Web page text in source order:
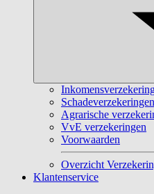
Schadeverzekeringen
Agrarische
VvE verzekeringen
Voorwaarden
Overzicht
Klantenservice